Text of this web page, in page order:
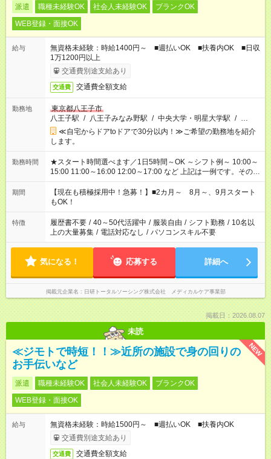
派遣 職種未経験OK 社会人未経験OK
ブランクOK
WEB登録・面接OK
給与
無資格未経験：時給1400円～ ■週払いOK ■扶養内OK ■日収
1万1200円以上
交通費別途支給あり
交通費 交通費全額支給
勤務地
東京都八王子市
八王子駅 / 八王子みなみ野駅 / 中央大学・明星大学駅 / …
≪自宅からドアtoドアで30分以内！≫ご希望の勤務地を紹介
します。
勤務時間
★スタート時間選べます／1日5時間～OK ～シフト例～ 10:00～
15:00 11:00～16:00 12:00～17:00 など 上記は一例です。その他
シフトもご相談ください。 ※Wワークの場合当社と合わせて法
定労働時間が週40時間を超えなければOKです。
期間
【現在も積極採用中！急募！】■2カ月～ 8月～、9月スタート
もOK！
特徴 履歴書不要 / 40～50代活躍中 / 服装自由 / シフト勤務 / 10名以
上の大量募集 / 電話対応なし / パソコンスキル不要
気になる！ 応募する 詳細へ
掲載元企業名 日研トータルソーシング株式会社 メディカルケア事業部
掲載日：2026.08.07
未読
NEW
≪ジモトで時短！！≫近所の施設で身の回りの
お手伝いなど
派遣 職種未経験OK 社会人未経験OK
ブランクOK
WEB登録・面接OK
給与
無資格未経験：時給1500円～ ■週払いOK ■扶養内OK
交通費別途支給あり
交通費 交通費全額支給